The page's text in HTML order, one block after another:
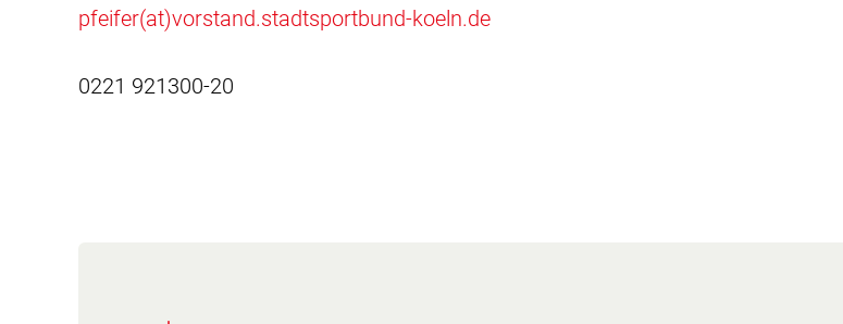
pfeifer(at)vorstand.stadtsportbund-koeln.de
0221 921300-20